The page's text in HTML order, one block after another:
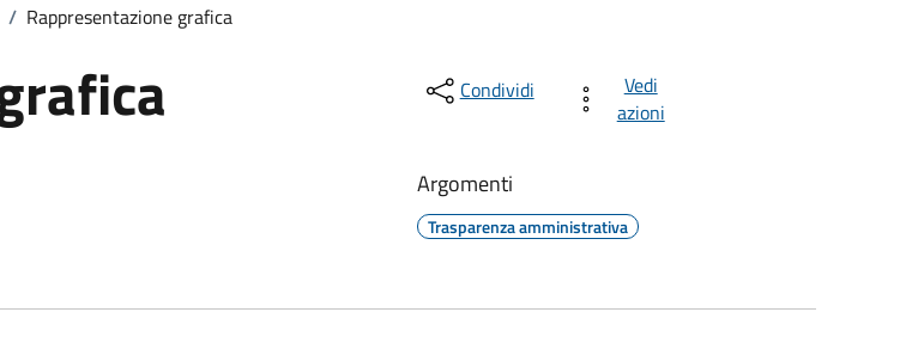
/ Rappresentazione grafica
Condividi
Vedi
azioni
Argomenti
Trasparenza amministrativa